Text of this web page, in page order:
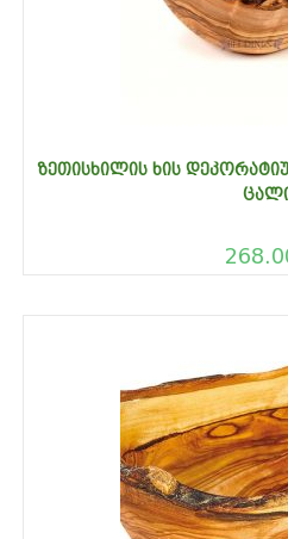
ᲖᲔᲗᲘᲡᲮᲘᲚᲘᲡ ᲮᲘᲡ